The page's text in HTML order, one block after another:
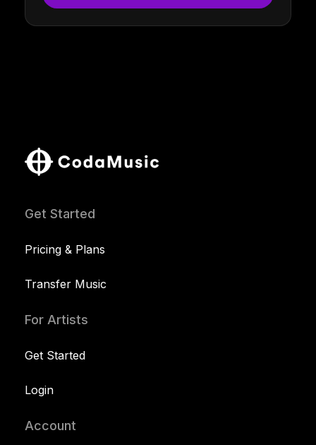
Get Started
Pricing & Plans
Transfer Music
For Artists
Get Started
Login
Account